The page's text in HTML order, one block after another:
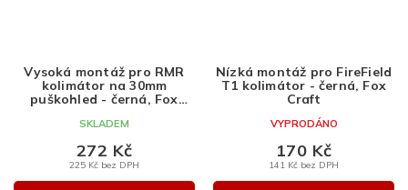
Vysoká montáž pro RMR
kolimátor na 30mm
puškohled - černá, Fox
SKLADEM
225 Kč bez DPH
272 Kč
Nízká montáž pro FireField
T1 kolimátor - černá, Fox
Craft
VYPRODÁNO
141 Kč bez DPH
170 Kč